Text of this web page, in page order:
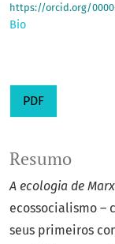
https://orcid.org/
Bio
PDF
Resumo
A ecologia de Marx
ecossocialismo –
seus primeiros